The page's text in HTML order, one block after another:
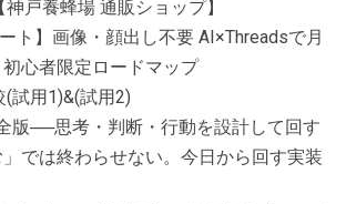
戸養蜂場 通販ショップ】
ト】画像・顔出し不要 AI×Threadsで月
心者限定ロードマップ
試用1)&(試用2)
版──思考・判断・行動を設計して回す
では終わらせない。今日から回す実装